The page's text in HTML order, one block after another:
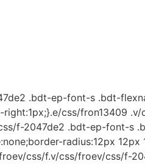
.bdt-ep-font-s .bdt-
css/fron13409
f-2047de2 .bdt-ep-font-s
radius:12px 12px
css/f.v/css/froev/css/f-